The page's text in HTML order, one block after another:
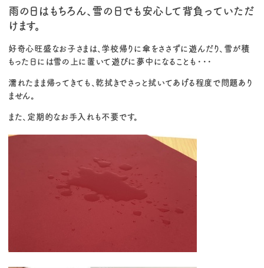
雨の日はもちろん、雪の日でも安心して背負っていただ
けます。
好奇心旺盛なお子さまは、学校帰りに傘をささずに遊んだり、雪が積
もった日には雪の上に置いて遊びに夢中になることも・・・
濡れたまま帰ってきても、乾拭きでさっと拭いてあげる程度で問題あり
ません。
また、定期的なお手入れも不要です。